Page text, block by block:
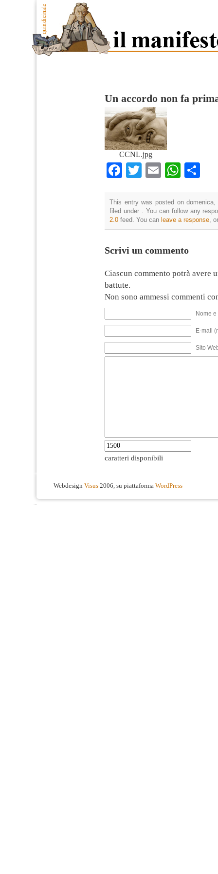
Un accordo non fa
CCNL.jpg
Facebook
TwitterEmail
This entry was posted on
filed under . You can follow any
2.0 feed. You can leave a response,
Scrivi un commento
Ciascun commento potrà avere
battute.
Non sono ammessi commenti
Nome
E-mail
Sito
caratteri disponibili
Webdesign Visus 2006, su piattaforma WordPress